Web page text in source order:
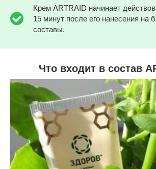
Крем ARTRAID начинает
15 минут после его нанесения на
составы.
Что входит в состав